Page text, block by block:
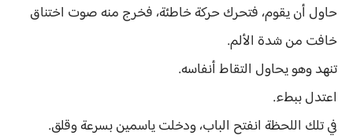
حاول أن يقوم، فتحرك حركة خاطئة، فخرج منه صوت اختناق
خافت من شدة الألم.
تنهد وهو يحاول التقاط أنفاسه.
اعتدل ببطء.
في تلك اللحظة انفتح الباب، ودخلت ياسمين بسرعة وقلق.